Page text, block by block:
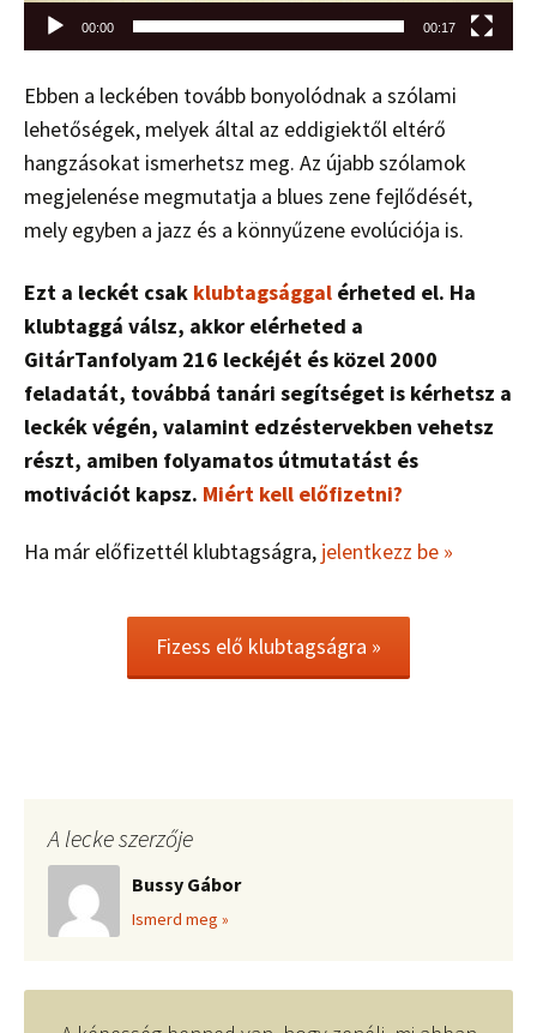
00:00 00:17
Ebben a leckében tovább bonyolódnak a szólami
lehetőségek, melyek által az eddigiektől eltérő
hangzásokat ismerhetsz meg. Az újabb szólamok
megjelenése megmutatja a blues zene fejlődését,
mely egyben a jazz és a könnyűzene evolúciója is.
Ezt a leckét csak klubtagsággal érheted el. Ha
klubtaggá válsz, akkor elérheted a
GitárTanfolyam 216 leckéjét és közel 2000
feladatát, továbbá tanári segítséget is kérhetsz a
leckék végén, valamint edzéstervekben vehetsz
részt, amiben folyamatos útmutatást és
motivációt kapsz. Miért kell előfizetni?
Ha már előfizettél klubtagságra, jelentkezz be »
Fizess elő klubtagságra »
A lecke szerzője
Bussy Gábor
Ismerd meg »